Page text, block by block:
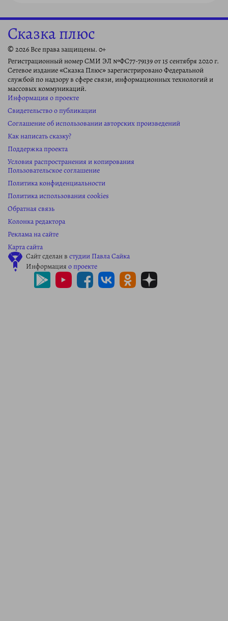
Сказка плюс
© 2026 Все права защищены. 0+
Регистрационный номер СМИ ЭЛ №ФС77-79139 от 15 сентября 2020 г.
Сетевое издание «Сказка Плюс» зарегистрировано Федеральной
службой по надзору в сфере связи, информационных технологий и
массовых коммуникаций.
Информация о проекте
Свидетельство о публикации
Соглашение об использовании авторских произведений
Как написать сказку?
Поддержка проекта
Условия распространения и копирования
Пользовательское соглашение
Политика конфиденциальности
Политика использования cookies
Обратная связь
Колонка редактора
Реклама на сайте
Карта сайта
Сайт сделан в студии Павла Сайка
Информация о проекте